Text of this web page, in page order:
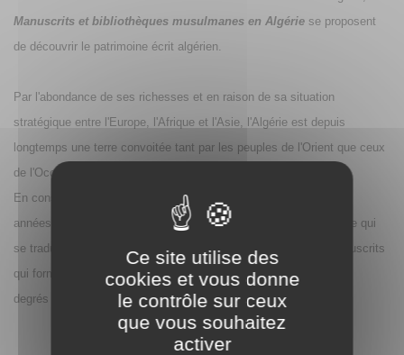
Manuscrits et bibliothèques musulmanes en Algérie se proposent
de découvrir le patrimoine écrit algérien.
Par l'abondance de ses richesses et en raison de sa situation
stratégique entre l'Europe, l'Afrique et l'Asie, l'Algérie est depuis
longtemps une terre convoitée tant par les peuples de l'Orient que ceux
de l'Occident.
En conséquence, un patrimoine culturel s'est accumulé au fil des
années et se manifestait notamment par une activité intellectuelle qui
se traduit, entre autres, par la constitution de collections de manuscrits
qui formaient des bibliothèques tant publiques que privées, à des
degrés d'importance variés.
Ce site utilise des
cookies et vous donne
le contrôle sur ceux
que vous souhaitez
activer